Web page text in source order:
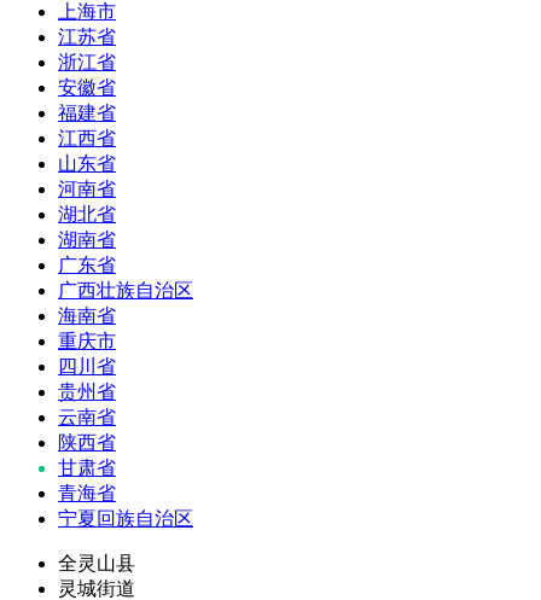
上海市
江苏省
浙江省
安徽省
福建省
江西省
山东省
河南省
湖北省
湖南省
广东省
广西壮族自治区
海南省
重庆市
四川省
贵州省
云南省
陕西省
甘肃省
青海省
宁夏回族自治区
全灵山县
灵城街道